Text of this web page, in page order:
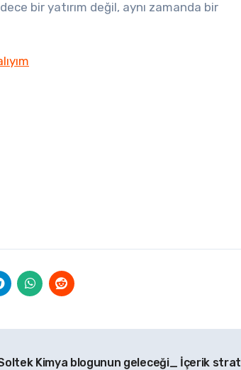
bir yatırım değil, aynı zamanda bir
Kimya blogunun geleceği_ İçerik